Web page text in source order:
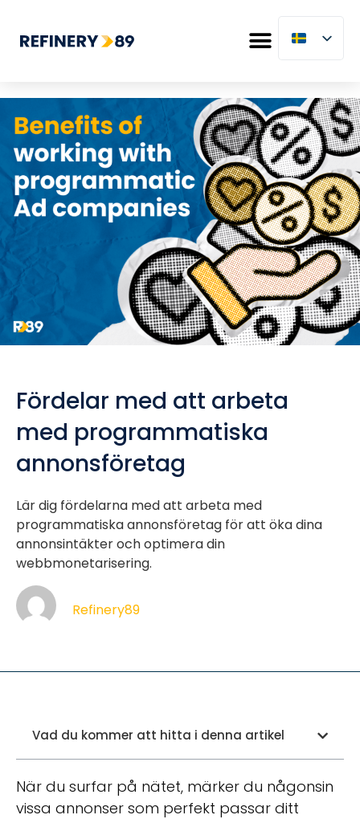
Fördelar med att arbeta
med programmatiska
annonsföretag
Lär dig fördelarna med att arbeta med
programmatiska annonsföretag för att öka dina
annonsintäkter och optimera din
webbmonetarisering.
Refinery89
Vad du kommer att hitta i denna artikel
När du surfar på nätet, märker du någonsin
vissa annonser som perfekt passar ditt